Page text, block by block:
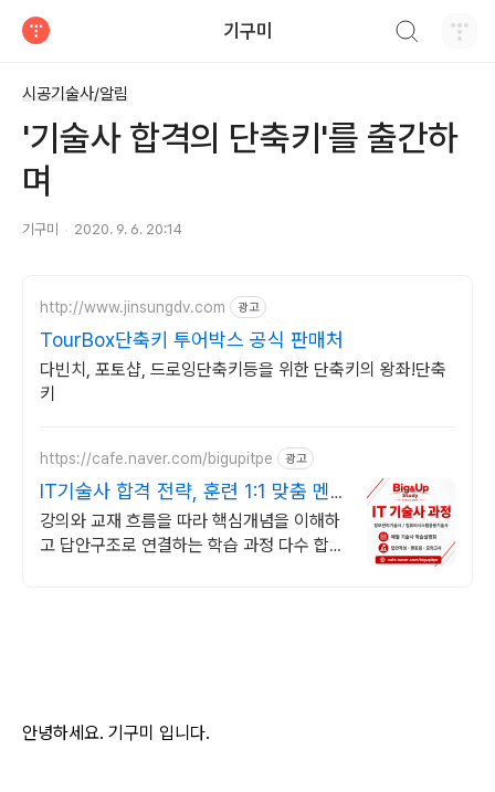
기구미
시공기술사/알림
'기술사 합격의 단축키'를 출간하
며
기구미 2020. 9. 6. 20:14
http://www.jinsungdv.com 광고
TourBox단축키 투어박스 공식 판매처
다빈치, 포토샵, 드로잉단축키등을 위한 단축키의 왕좌!단축
키
https://cafe.naver.com/bigupitpe 광고
IT기술사 합격 전략, 훈련 1:1 맞춤 멘
토링!
강의와 교재 흐름을 따라 핵심개념을 이해하
고 답안구조로 연결하는 학습 과정 다수 합격
안녕하세요. 기구미 입니다.